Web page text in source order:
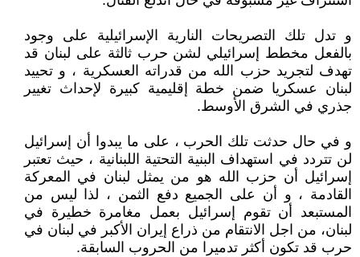
و تدل تلك التصريحات النارية الإسرائيلية على وجود
بالفعل مخطط إسرائيلي لشن حرب ثالثة على لبنان قد
تهدف لتجريد حزب الله من قدراته العسكرية ، و تحييد
لبنان عسكريا ضمن خطة إقليمية كبيرة لإحداث تغيير
جذري في الشرق الأوسط.
و في حال حدثت تلك الحرب ، على ما يبدوا أن إسرائيل
لن تتردد في استهداف البنية التحتية اللبنانية ، حيث تعتبر
إسرائيل أن حزب الله هو من يمثل لبنان في المعركة
القادمة ، و أن على الجميع دفع الثمن ، لذا ليس من
المستبعد أن تقوم إسرائيل بعمل مغامرة خطيرة في
لبنان، من اجل الانتقام من ذراع إيران الأكبر في لبنان في
حرب قد تكون أكثر تدميرا من الحروب السابقة.